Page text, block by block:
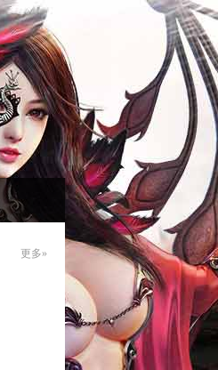
更多»